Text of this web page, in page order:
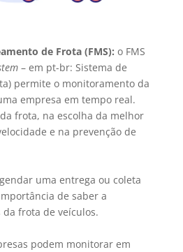
de Frota (FMS): o FMS
– em pt-br: Sistema de
permite o monitoramento da
empresa em tempo real.
frota, na escolha da melhor
e na prevenção de
uma entrega ou coleta
de saber a
da frota de veículos.
podem monitorar em